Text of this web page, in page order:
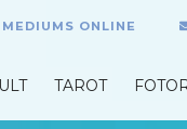
ONLINE
TAROT